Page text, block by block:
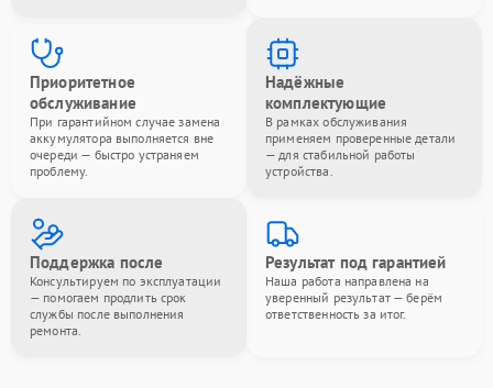
Приоритетное
обслуживание
При гарантийном случае замена
аккумулятора выполняется вне
очереди — быстро устраняем
проблему.
Надёжные
комплектующие
В рамках обслуживания
применяем проверенные детали
— для стабильной работы
устройства.
Поддержка после
Консультируем по эксплуатации
— помогаем продлить срок
службы после выполнения
ремонта.
Результат под гарантией
Наша работа направлена на
уверенный результат — берём
ответственность за итог.